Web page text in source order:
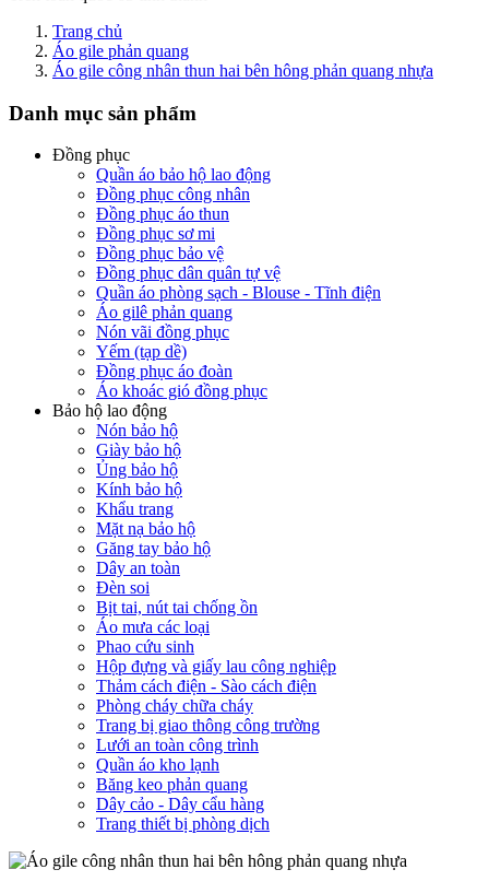
Trang chủ
Áo gile phản quang
Áo gile công nhân thun hai bên hông phản quang nhựa
Danh mục sản phẩm
Đồng phục
Quần áo bảo hộ lao động
Đồng phục công nhân
Đồng phục áo thun
Đồng phục sơ mi
Đồng phục bảo vệ
Đồng phục dân quân tự vệ
Quần áo phòng sạch - Blouse - Tĩnh điện
Áo gilê phản quang
Nón vãi đồng phục
Yếm (tạp dề)
Đồng phục áo đoàn
Áo khoác gió đồng phục
Bảo hộ lao động
Nón bảo hộ
Giày bảo hộ
Ủng bảo hộ
Kính bảo hộ
Khẩu trang
Mặt nạ bảo hộ
Găng tay bảo hộ
Dây an toàn
Đèn soi
Bịt tai, nút tai chống ồn
Áo mưa các loại
Phao cứu sinh
Hộp đựng và giấy lau công nghiệp
Thảm cách điện - Sào cách điện
Phòng cháy chữa cháy
Trang bị giao thông công trường
Lưới an toàn công trình
Quần áo kho lạnh
Băng keo phản quang
Dây cảo - Dây cẩu hàng
Trang thiết bị phòng dịch